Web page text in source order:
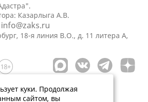
Казарлыга А.В.
info@zaks.ru
18-я линия В.О., д. 11 литера А,
куки. Продолжая
сайтом, вы